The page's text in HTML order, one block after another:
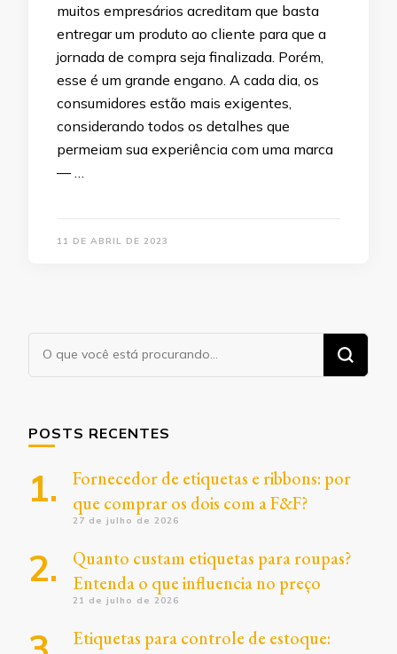
muitos empresários acreditam que basta
entregar um produto ao cliente para que a
jornada de compra seja finalizada. Porém,
esse é um grande engano. A cada dia, os
consumidores estão mais exigentes,
considerando todos os detalhes que
permeiam sua experiência com uma marca
— …
11 DE ABRIL DE 2023
Procurando
algo?
POSTS RECENTES
Fornecedor de etiquetas e ribbons: por
que comprar os dois com a F&F?
27 de julho de 2026
Quanto custam etiquetas para roupas?
Entenda o que influencia no preço
21 de julho de 2026
Etiquetas para controle de estoque: